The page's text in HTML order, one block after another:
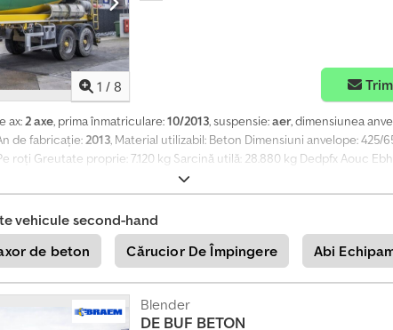
v
ă
a
u
+
4
9
2
0
1
1 / 8
ax:2 axe, prima înmatriculare:10/2013, suspensie:aer, dimensiunea
de fabricație:2013, Material utilizabil: Beton Dimensiuni anvelope: 425/
roți Greutate proprie: 7.120 kg Sarcină utilă: 28.880 kg Dedpfx Aouc
vehicule second-hand
de beton
Cărucior De Împingere Abi
Blender
DE BUF BETON